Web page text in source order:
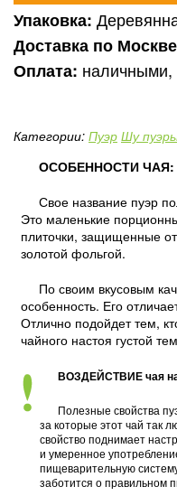
Упаковка:
Доставка по
Оплата: наличными,
Категории: Пуэр Шу
ОСОБЕННОСТИ ЧАЯ:
Свое название пуэр
Это маленькие
плиточки, защищенные
золотой фольгой.
По своим вкусовым
особенность. Его
Отлично подойдет тем,
чайного настоя густой
ВОЗДЕЙСТВИЕ чая
Полезные свойства
за которые этот чай так
свойство поднимает
и умеренное
пищеварительную
заботится о правильном